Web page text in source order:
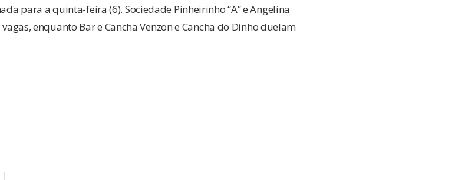
para a quinta-feira (6). Sociedade Pinheirinho “A” e Angelina
enquanto Bar e Cancha Venzon e Cancha do Dinho duelam